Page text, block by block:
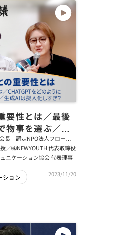
要性とは／最後
物事を選ぶ／
ュニケーション
は擬人化しす
×木暮太一】
長 認定NPO法人フローレ
／㈱NEWYOUTH 代表取締役
ニケーション協会 代表理事
ション 2023/11/20